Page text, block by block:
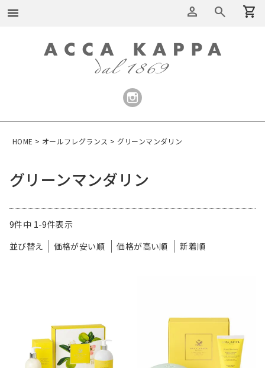
menu person search shopping_cart
HOME オールフレグランス グリーンマンダリン
グリーンマンダリン
並び替え 価格が安い順 価格が高い順 新着順
9件中 1-9件表示